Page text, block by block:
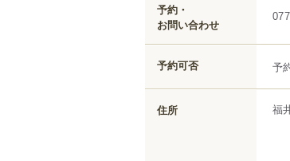
予約・
お問い合わせ
予約可否 予
住所 福